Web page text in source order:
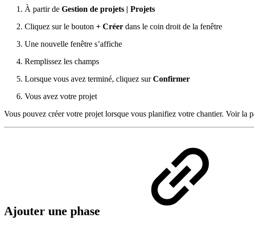
À partir de Gestion de projets | Projets
Cliquez sur le bouton + Créer dans le coin droit de la fenêtre
Une nouvelle fenêtre s’affiche
Remplissez les champs
Lorsque vous avez terminé, cliquez surConfirmer
Vous avez votre projet
Vous pouvez créer votre projet lorsque vous planifiez votre chantier. Voir la
Ajouter une phase